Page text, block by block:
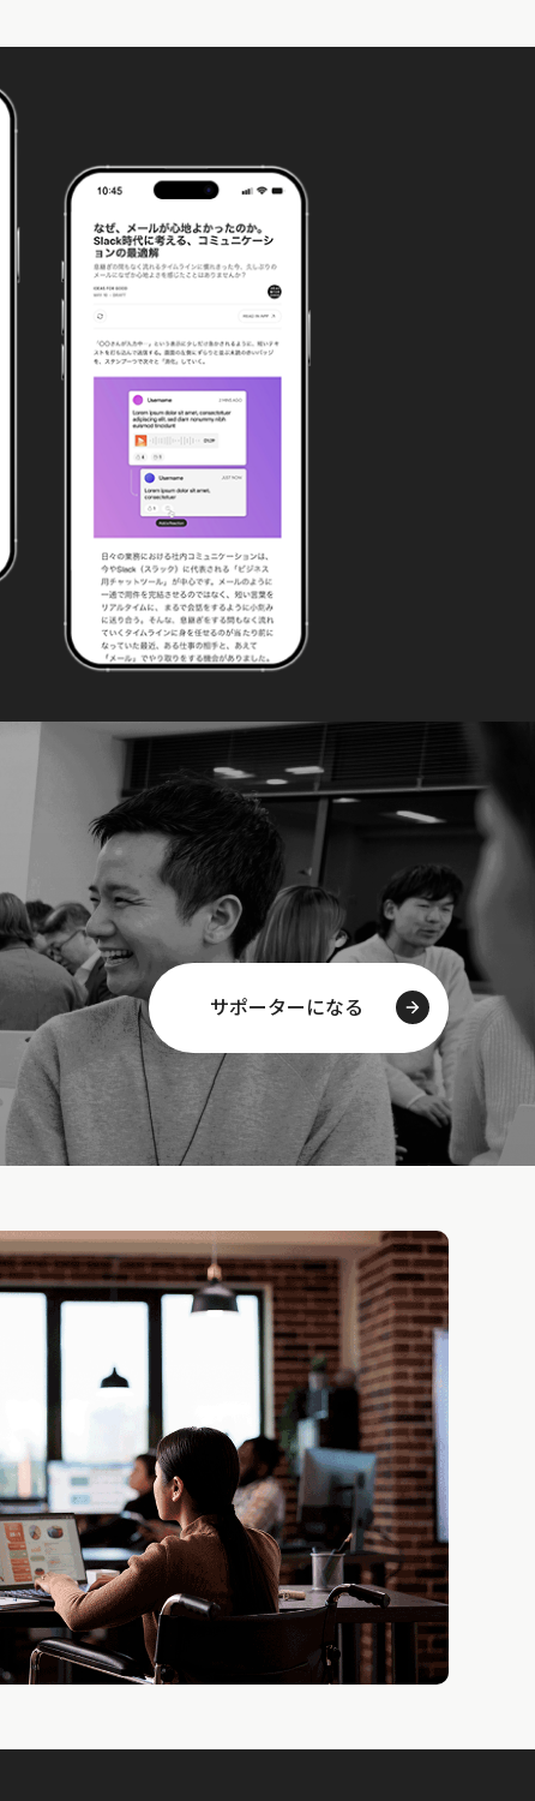
サポーターになる